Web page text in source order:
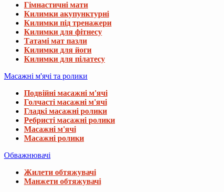
Гімнастичні мати
Килимки акупунктурні
Килимки під тренажери
Килимки для фітнесу
Татамі мат пазли
Килимки для йоги
Килимки для пілатесу
Масажні м'ячі та ролики
Подвійні масажні м'ячі
Голчасті масажні м'ячі
Гладкі масажні ролики
Ребристі масажні ролики
Масажні м'ячі
Масажні ролики
Обважнювачі
Жилети обтяжувачі
Манжети обтяжувачі